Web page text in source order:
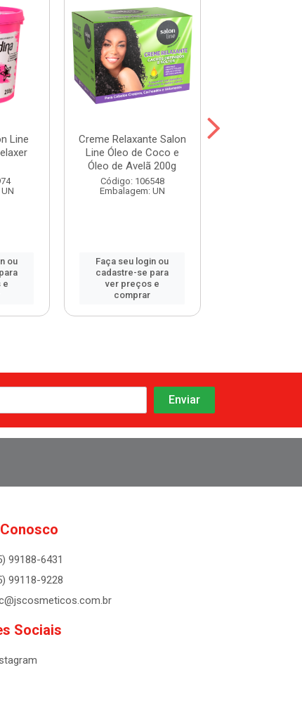
Line
ou
e
Creme Relaxante Salon
Line Óleo de Coco e
Óleo de Avelã 200g
Código: 106548
Embalagem: UN
Faça seu login ou
cadastre-se para
ver preços e
comprar
99188-6431
99118-9228
Sociais